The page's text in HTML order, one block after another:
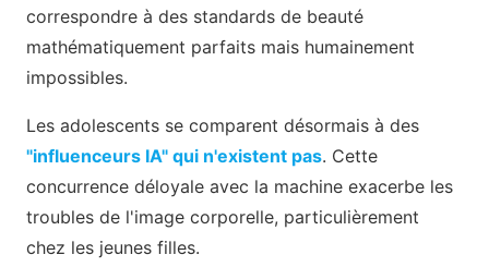
correspondre à des standards de beauté
mathématiquement parfaits mais humainement
impossibles.
Les adolescents se comparent désormais à des
"influenceurs IA" qui n'existent pas. Cette
concurrence déloyale avec la machine exacerbe les
troubles de l'image corporelle, particulièrement
chez les jeunes filles.